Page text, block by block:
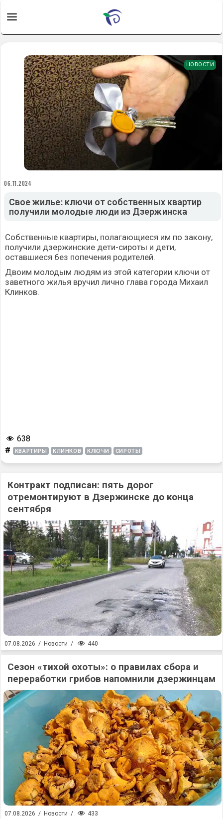
НОВОСТИ
06.11.2024
Свое жилье: ключи от собственных квартир
получили молодые люди из Дзержинска
Собственные квартиры, полагающиеся им по закону,
получили дзержинские дети-сироты и дети,
оставшиеся без попечения родителей.
Двоим молодым людям из этой категории ключи от
заветного жилья вручил лично глава города Михаил
Клинков.
638
# КВАРТИРЫ КЛИНКОВ КЛЮЧИ СИРОТЫ
Контракт подписан: пять дорог
отремонтируют в Дзержинске до конца
сентября
07.08.2026 / Новости / 440
Сезон «тихой охоты»: о правилах сбора и
переработки грибов напомнили дзержинцам
07.08.2026 / Новости / 433